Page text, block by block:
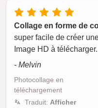
Collage en forme de
super facile de créer
Image HD à télécharger.
- Melvin
Photocollage en
téléchargement
Traduit: Afficher